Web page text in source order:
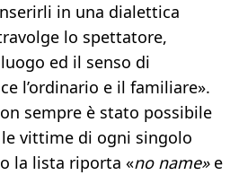
in una dialettica
lo spettatore,
ed il senso di
l’ordinario e il familiare».
sempre è stato possibile
vittime di ogni singolo
la lista riporta «no name» e